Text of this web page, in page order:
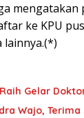
mengatakan
ke KPU
lainnya.(*)
Gelar
Wajo, Terima